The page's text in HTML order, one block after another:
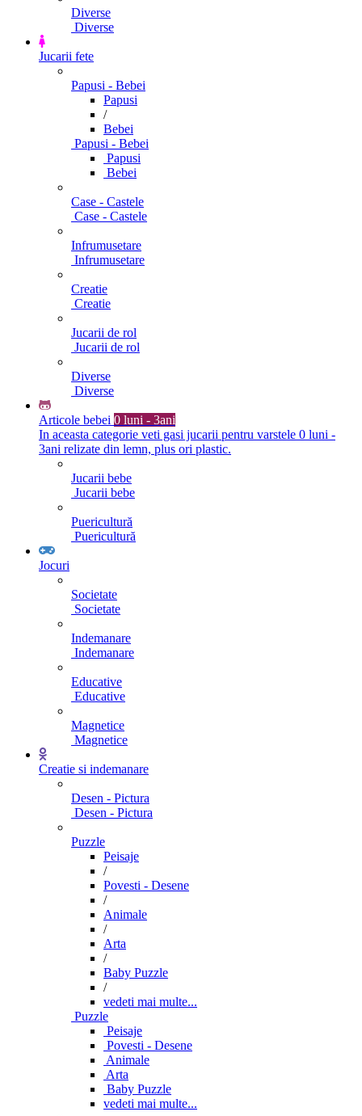
Diverse
Diverse
Jucarii fete
Papusi - Bebei
Papusi
/
Bebei
Papusi - Bebei
Papusi
Bebei
Case - Castele
Case - Castele
Infrumusetare
Infrumusetare
Creatie
Creatie
Jucarii de rol
Jucarii de rol
Diverse
Diverse
Articole bebei 0 luni - 3ani
In aceasta categorie veti gasi jucarii pentru varstele 0 luni -
3ani relizate din lemn, plus ori plastic.
Jucarii bebe
Jucarii bebe
Puericultură
Puericultură
Jocuri
Societate
Societate
Indemanare
Indemanare
Educative
Educative
Magnetice
Magnetice
Creatie si indemanare
Desen - Pictura
Desen - Pictura
Puzzle
Peisaje
/
Povesti - Desene
/
Animale
/
Arta
/
Baby Puzzle
/
vedeti mai multe...
Puzzle
Peisaje
Povesti - Desene
Animale
Arta
Baby Puzzle
vedeti mai multe...